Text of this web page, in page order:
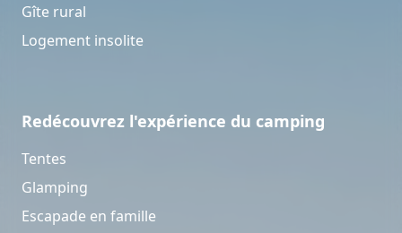
Gîte rural
Logement insolite
Redécouvrez l'expérience du camping
Tentes
Glamping
Escapade en famille